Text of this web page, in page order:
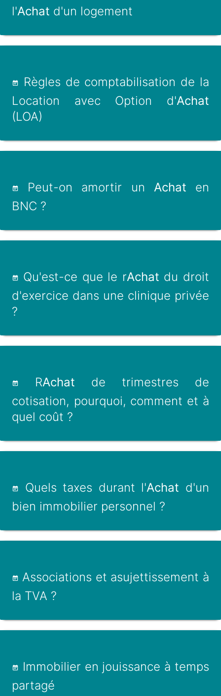
l'Achat d'un logement
Règles de comptabilisation de la
Location avec Option d'Achat
(LOA)
Peut-on amortir un Achat en
BNC ?
Qu'est-ce que le rAchat du droit
d'exercice dans une clinique privée
?
RAchat de trimestres de
cotisation, pourquoi, comment et à
quel coût ?
Quels taxes durant l'Achat d'un
bien immobilier personnel ?
Associations et asujettissement à
la TVA ?
Immobilier en jouissance à temps
partagé